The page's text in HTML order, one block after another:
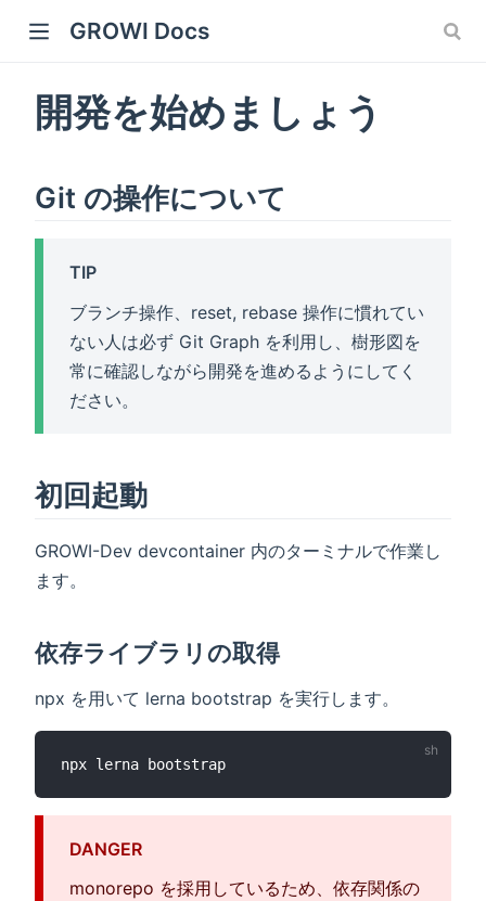
GROWI Docs
開発を始めましょう
Git の操作について
TIP
ブランチ操作、reset, rebase 操作に慣れてい
ない人は必ず Git Graph を利用し、樹形図を
常に確認しながら開発を進めるようにしてく
ださい。
初回起動
GROWI-Dev devcontainer 内のターミナルで作業し
ます。
依存ライブラリの取得
npx を用いて lerna bootstrap を実行します。
DANGER
monorepo を採用しているため、依存関係の